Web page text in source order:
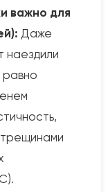
важно для
Даже
наездили
равно